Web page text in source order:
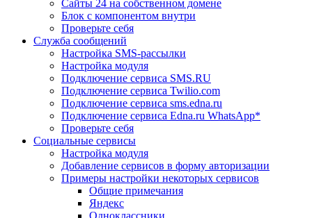
Сайты 24 на собственном домене
Блок с компонентом внутри
Проверьте себя
Служба сообщений
Настройка SMS-рассылки
Настройка модуля
Подключение сервиса SMS.RU
Подключение сервиса Twilio.com
Подключение сервиса sms.edna.ru
Подключение сервиса Edna.ru WhatsApp*
Проверьте себя
Социальные сервисы
Настройка модуля
Добавление сервисов в форму авторизации
Примеры настройки некоторых сервисов
Общие примечания
Яндекс
Одноклассники